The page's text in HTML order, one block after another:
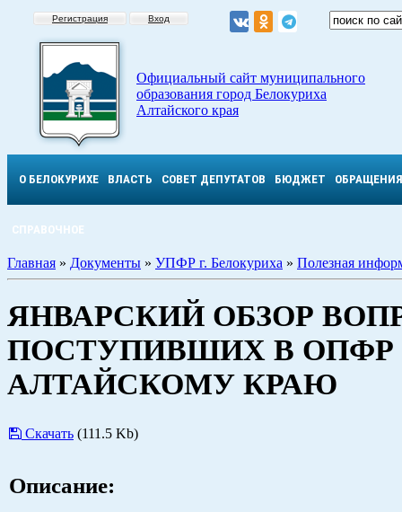
Регистрация Вход
Официальный сайт муниципального
образования город Белокуриха
Алтайского края
О БЕЛОКУРИХЕ ВЛАСТЬ СОВЕТ ДЕПУТАТОВ БЮДЖЕТ ОБРАЩЕНИЯ
СПРАВОЧНОЕ
Главная » Документы » УПФР г. Белокуриха » Полезная
ЯНВАРСКИЙ ОБЗОР
ПОСТУПИВШИХ В ОПФР
АЛТАЙСКОМУ КРАЮ
Скачать (111.5 Kb)
Описание: